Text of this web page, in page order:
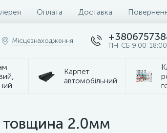
Оплата Доставка
Місцезнаходження
ПН-СБ 9:00-18:00
Карпет
автомобільний
товщина 2.0мм